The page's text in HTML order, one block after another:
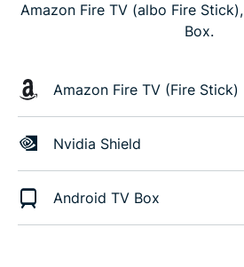
Amazon Fire TV (albo Fire
Box.
Amazon Fire TV (Fire Stick)
Nvidia Shield
Android TV Box